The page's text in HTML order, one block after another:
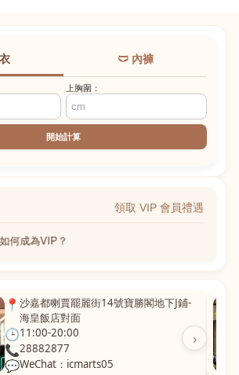
🩲 內褲
上胸圍：
開始計算
領取 VIP 會員禮遇
如何成為VIP？
›
📍 沙嘉都喇賈罷麗街14號寶勝閣地下J鋪-
海皇飯店對面
🕒11:00-20:00
📞28882877
💬WeChat：icmarts05